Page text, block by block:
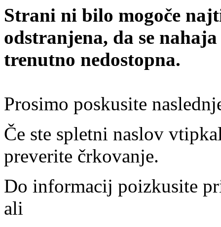
Strani ni bilo mogoče
odstranjena, da se
trenutno nedostopna.
Prosimo poskusite
Če ste spletni naslov
preverite črkovanje.
Do informacij poizkusite
ali